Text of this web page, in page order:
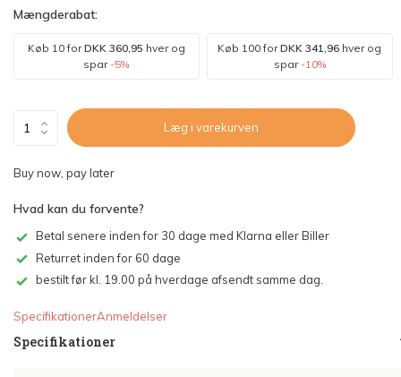
Mængderabat:
Køb 10 forDKK 360,95 hver og
spar -5%
Køb 100 forDKK 341,96 hver og
spar -10%
Læg i varekurven
Buy now, pay later
Hvad kan du forvente?
Betal senere inden for 30 dage med Klarna eller Biller
Returret inden for 60 dage
bestilt før kl. 19.00 på hverdage afsendt samme dag.
SpecifikationerAnmeldelser
Specifikationer